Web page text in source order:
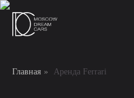
Главная » Аренда Ferrari